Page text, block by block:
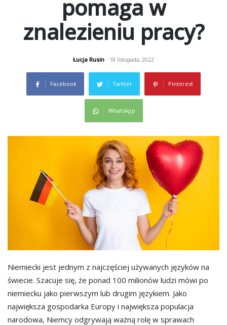
pomaga w
znalezieniu pracy?
Łucja Rusin - 18 listopada, 2022
Facebook Twitter Pinterest
WhatsApp
Niemiecki jest jednym z najczęściej używanych języków na
świecie. Szacuje się, że ponad 100 milionów ludzi mówi po
niemiecku jako pierwszym lub drugim językiem. Jako
największa gospodarka Europy i największa populacja
narodowa, Niemcy odgrywają ważną rolę w sprawach